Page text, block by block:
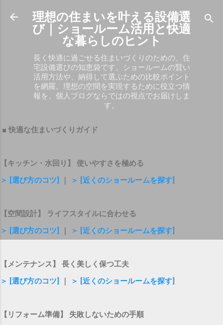
スキップしてメイン コンテンツに移動
理想の住まいを叶える設備選
び｜ショールーム活用と快適
な暮らしのヒント
長く快適に過ごせる住まいづくりのための、住
宅設備選びの知恵袋です。ショールームの賢い
活用方法や、納得して選ぶための比較ポイント
を網羅。理想の空間を実現するために役立つ情
報を、個人ブログならではの視点でお届けしま
す。
■ 快適な住まいづくりガイド
【キッチン・水回り】 使いやすさを極める
＞ [選び方のコツ]
＞ [近くのショールームを探す]
【空間設計】 ライフスタイルに合わせる
＞ [選び方のコツ]
＞ [近くのショールームを探す]
【メンテナンス】 長く美しく保つ工夫
＞ [選び方のコツ]
＞ [近くのショールームを探す]
【リフォーム準備】 失敗しないための手順